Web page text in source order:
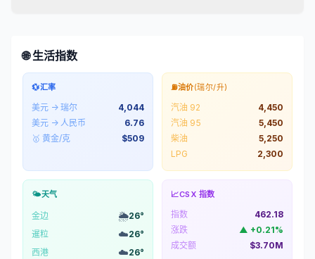
🌐 生活指数
💱汇率
美元 → 瑞尔
4,044
美元 → 人民币
6.76
🥇 黄金/克
$509
⛽油价(瑞尔/升)
汽油 92
4,450
汽油 95
5,450
柴油
5,250
LPG
2,300
🌤️天气
金边 🌦️26°
暹粒
☁️26°
西港
☁️26°
📈CSX 指数
指数
462.18
涨跌
▲ +0.21%
成交额
$3.70M